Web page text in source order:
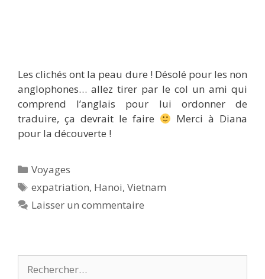
Les clichés ont la peau dure ! Désolé pour les non
anglophones… allez tirer par le col un ami qui
comprend l’anglais pour lui ordonner de
traduire, ça devrait le faire
Merci à Diana
pour la découverte !
Catégories
Voyages
Étiquettes
expatriation, Hanoi,Vietnam
Laisser un commentaire